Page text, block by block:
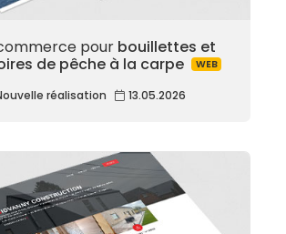
pour bouillettes et
de pêche à la carpe
WEB
réalisation 13.05.2026